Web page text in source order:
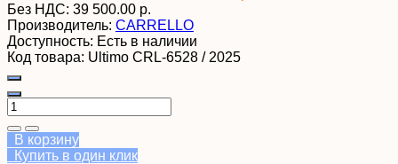
Без НДС: 39 500.00 р.
Производитель: CARRELLO
Доступность: Есть в наличии
Код товара: Ultimo CRL-6528 / 2025
В корзину
Купить в один клик